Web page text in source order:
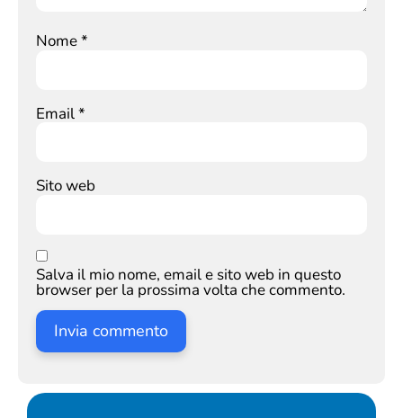
Nome*
Email*
Sito web
Salva il mio nome, email e sito web in questo
browser per la prossima volta che commento.